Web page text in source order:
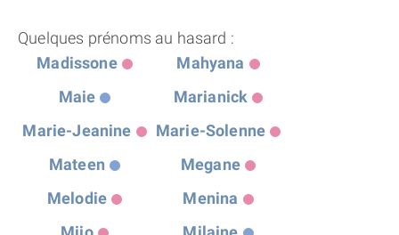
Quelques prénoms au hasard :
Madissone
Mahyana
Maie
Marianick
Marie-Jeanine
Marie-Solenne
Mateen
Megane
Melodie
Menina